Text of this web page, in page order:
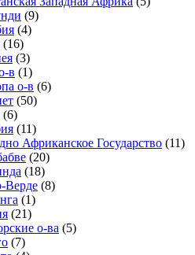
(9)
(4)
(16)
(3)
в (1)
о-в (6)
(50)
(6)
(11)
Африканское Государство (11)
(20)
(18)
Верде (8)
(1)
(21)
о-ва (5)
(7)